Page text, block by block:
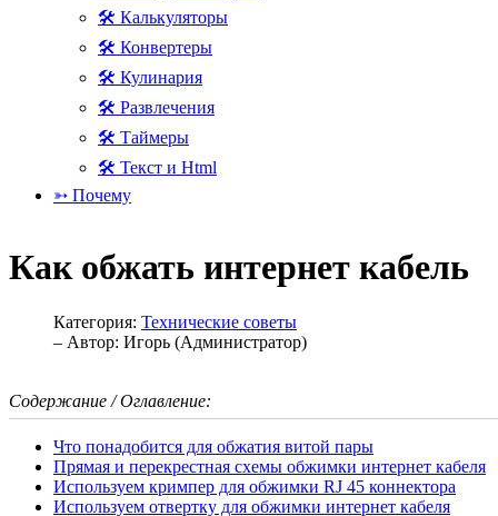
🛠 Калькуляторы
🛠 Конвертеры
🛠 Кулинария
🛠 Развлечения
🛠 Таймеры
🛠 Текст и Html
➳ Почему
Как обжать интернет кабель
Категория: Технические советы
– Автор: Игорь (Администратор)
Содержание / Оглавление:
Что понадобится для обжатия витой пары
Прямая и перекрестная схемы обжимки интернет кабеля
Используем кримпер для обжимки RJ 45 коннектора
Используем отвертку для обжимки интернет кабеля